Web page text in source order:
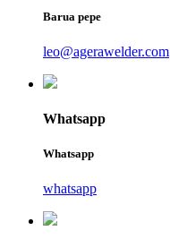
Barua pepe
leo@agerawelder.com
Whatsapp
Whatsapp
whatsapp